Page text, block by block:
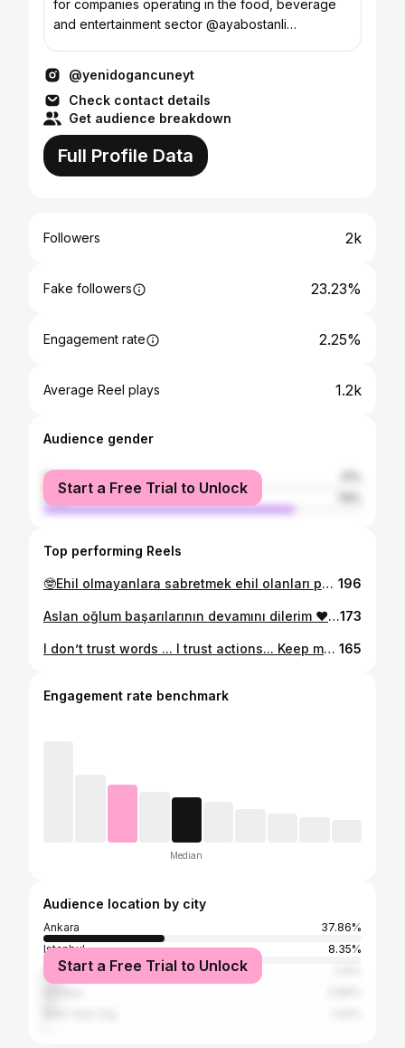
for companies operating in the food, beverage
and entertainment sector @ayabostanli
@yenidogancuneyt
Check contact details
Get audience breakdown
Full Profile Data
Followers 2k
Fake followers 23.23%
Engagement rate 2.25%
Average Reel plays 1.2k
Audience gender
female
male
Start a Free Trial to Unlock
Top performing Reels
🤓Ehil olmayanlara sabretmek ehil olanları parlatır #mevlanacelaleddinrumi 196
Aslan oğlum başarılarının devamını dilerim ❤️❤️❤️@bthnyndgn173
I don’t trust words ... I trust actions... Keep moving❗️Nothing new to read... 165
Engagement rate benchmark
Median
Audience location by city
Ankara
37.86%
Istanbul
8.35%
İzmirStart a Free Trial to Unlock